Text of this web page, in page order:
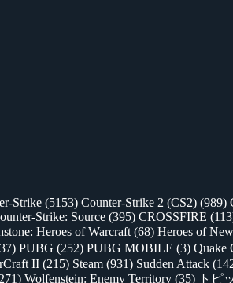
Strike (5153) Counter-Strike 2 (CS2) (989)
Strike: Source (395) CROSSFIRE
Heroes of Warcraft (68) Heroes of
PUBG (252) PUBG MOBILE (3) Quake
II (215) Steam (931) Sudden Attack
Wolfenstein: Enemy Territory (35) トピ